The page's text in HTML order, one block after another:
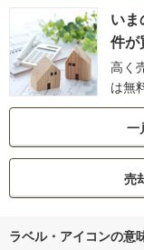
い
件が
高く
は無
一
売
ラベル・アイコンの意